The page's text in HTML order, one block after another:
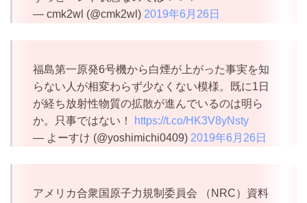
— cmk2wl (@cmk2wl) 2019年6月26日
福島第一原発6号機から白煙が上がった事実を知
らない人が相変わらず少なくない模様。既に1日
が経ち放射性物質の拡散が進んでいるのは明ら
か。只事ではない！
https://t.co/HK3V8yNsty
— よーすけ (@yoshimichi0409) 2019年6月26日
アメリカ合衆国原子力規制委員会 （NRC）資料